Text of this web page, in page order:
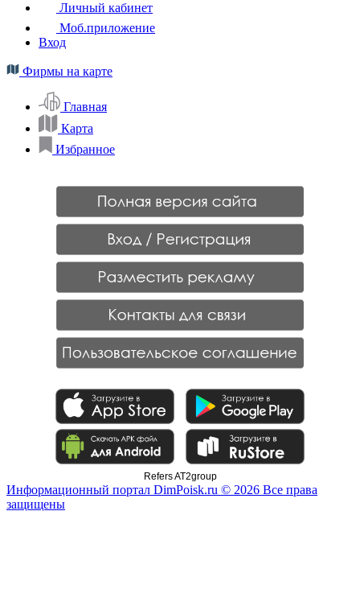
Личный кабинет
Моб.приложение
Вход
Фирмы на карте
Главная
Карта
Избранное
Refers AT2group
Информационный портал DimPoisk.ru © 2026 Все права
защищены